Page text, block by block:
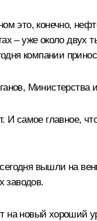
это, конечно,
– уже около
компании
Министерства
И самое главное,
вышли на
заводов.
новый хороший